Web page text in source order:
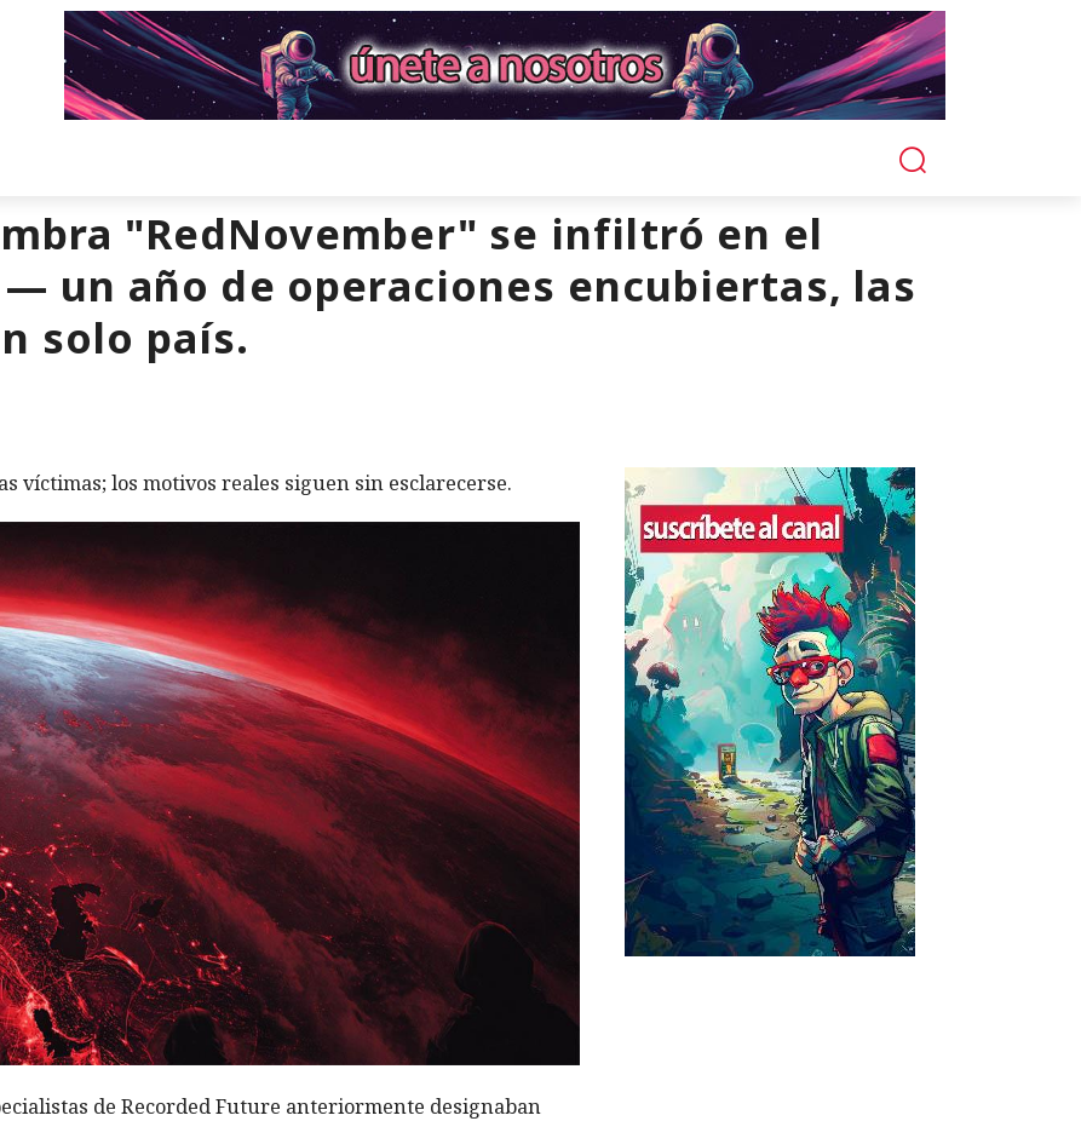
"RedNovember" se infiltró en el
un año de operaciones encubiertas, las
solo país.
víctimas; los motivos reales siguen sin esclarecerse.
de Recorded Future anteriormente designaban